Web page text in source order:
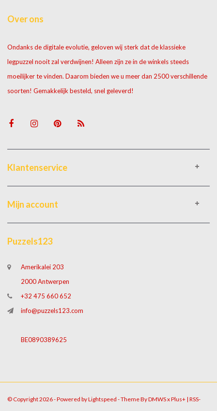
Over ons
Ondanks de digitale evolutie, geloven wij sterk dat de klassieke
legpuzzel nooit zal verdwijnen! Alleen zijn ze in de winkels steeds
moeilijker te vinden. Daarom bieden we u meer dan 2500 verschillende
soorten! Gemakkelijk besteld, snel geleverd!
Klantenservice
Mijn account
Puzzels123
Amerikalei 203
2000 Antwerpen
+32 475 660 652
info@puzzels123.com
BE0890389625
© Copyright 2026 - Powered byLightspeed - Theme ByDMWSxPlus+ | RSS-